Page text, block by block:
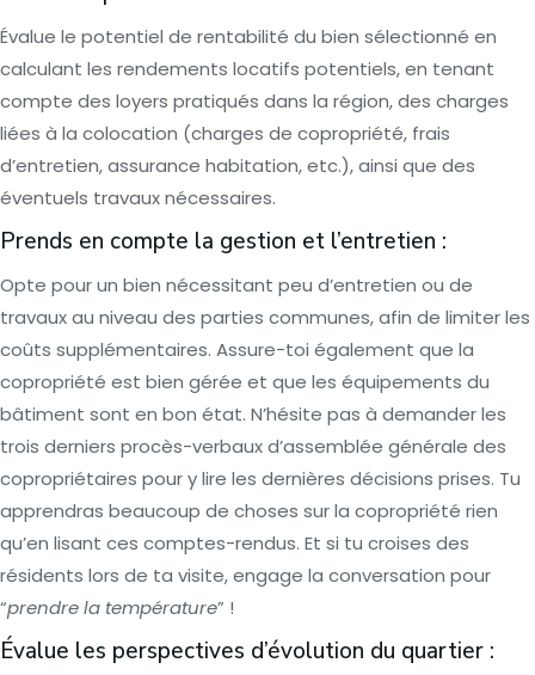
Évalue le potentiel de rentabilité du bien sélectionné en
calculant les rendements locatifs potentiels, en tenant
compte des loyers pratiqués dans la région, des charges
liées à la colocation (charges de copropriété, frais
d’entretien, assurance habitation, etc.), ainsi que des
éventuels travaux nécessaires.
Prends en compte la gestion et l’entretien :
Opte pour un bien nécessitant peu d’entretien ou de
travaux au niveau des parties communes, afin de limiter les
coûts supplémentaires. Assure-toi également que la
copropriété est bien gérée et que les équipements du
bâtiment sont en bon état. N’hésite pas à demander les
trois derniers procès-verbaux d’assemblée générale des
copropriétaires pour y lire les dernières décisions prises. Tu
apprendras beaucoup de choses sur la copropriété rien
qu’en lisant ces comptes-rendus. Et si tu croises des
résidents lors de ta visite, engage la conversation pour
“prendre la température” !
Évalue les perspectives d’évolution du quartier :